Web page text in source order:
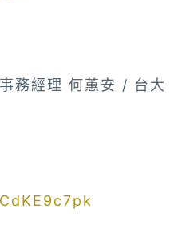
務經理 何蕙安 / 台大